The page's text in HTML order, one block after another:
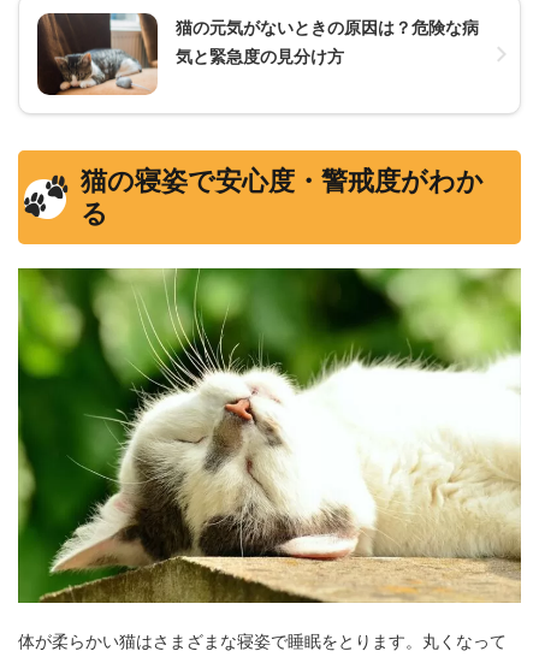
猫の元気がないときの原因は？危険な病
気と緊急度の見分け方
猫の寝姿で安心度・警戒度がわか
る
体が柔らかい猫はさまざまな寝姿で睡眠をとります。丸くなって